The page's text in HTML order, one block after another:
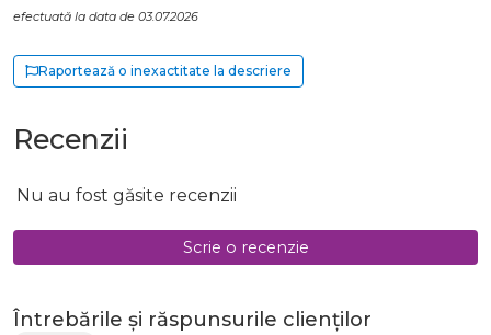
efectuată la data de 03.07.2026
Raportează o inexactitate la descriere
Recenzii
Nu au fost găsite recenzii
Scrie o recenzie
Întrebările și răspunsurile clienților